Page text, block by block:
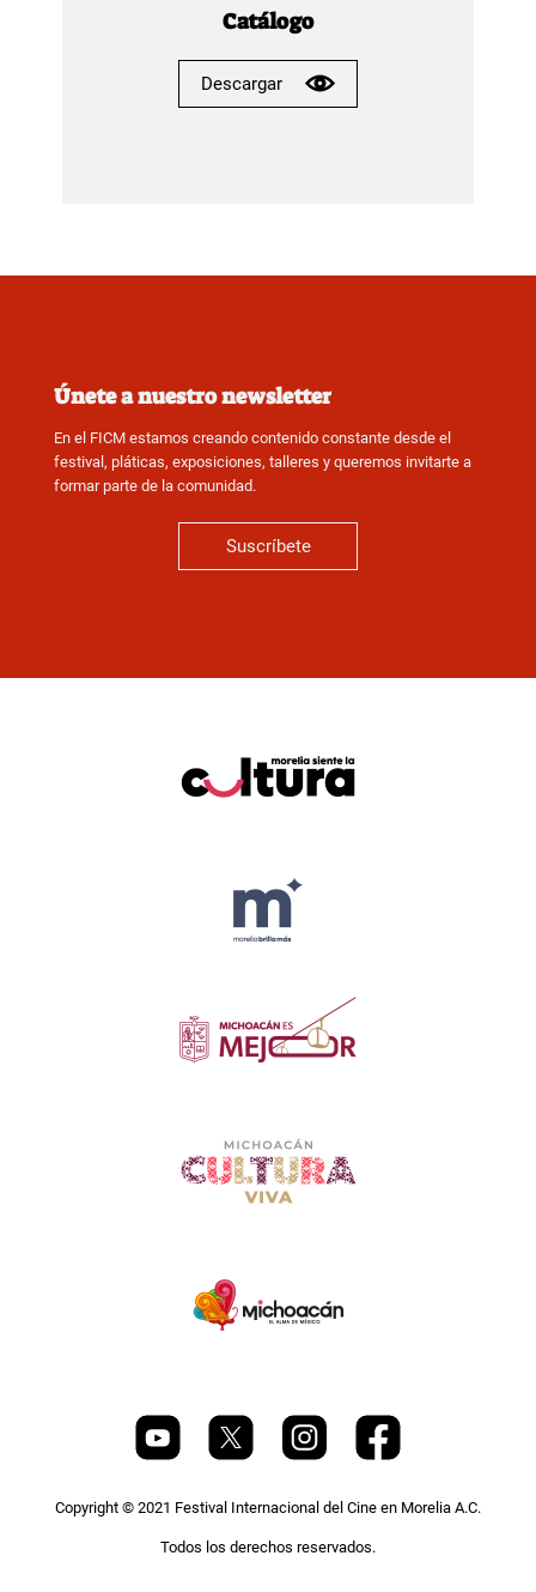
Catálogo
Descargar
Únete a nuestro newsletter
En el FICM estamos creando contenido constante desde el
festival, pláticas, exposiciones, talleres y queremos invitarte a
formar parte de la comunidad.
Suscríbete
Copyright © 2021 Festival Internacional del Cine en Morelia A.C.
Todos los derechos reservados.